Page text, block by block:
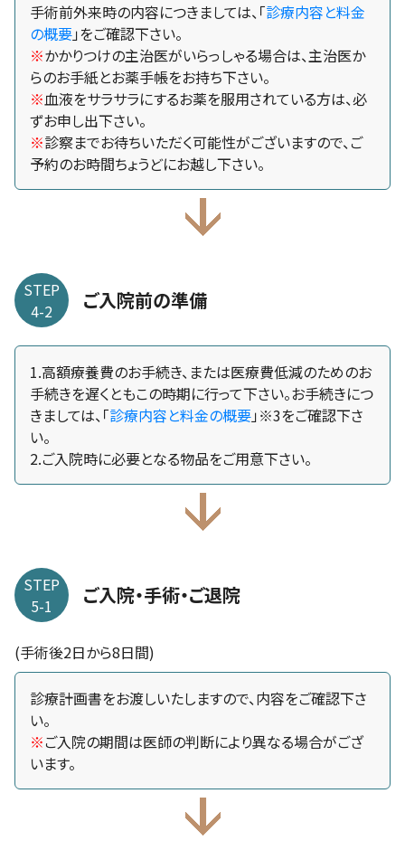
手術前外来時の内容につきましては、「診療内容と料金
の概要」をご確認下さい。
※かかりつけの主治医がいらっしゃる場合は、主治医か
らのお手紙とお薬手帳をお持ち下さい。
※血液をサラサラにするお薬を服用されている方は、必
ずお申し出下さい。
※診察までお待ちいただく可能性がございますので、ご
予約のお時間ちょうどにお越し下さい。
STEP
4-2
ご入院前の準備
1.高額療養費のお手続き、または医療費低減のためのお
手続きを遅くともこの時期に行って下さい。お手続きにつ
きましては、「診療内容と料金の概要」※3をご確認下さ
い。
2.ご入院時に必要となる物品をご用意下さい。
STEP
5-1
ご入院・手術・ご退院
(手術後2日から8日間)
診療計画書をお渡しいたしますので、内容をご確認下さ
い。
※ご入院の期間は医師の判断により異なる場合がござ
います。